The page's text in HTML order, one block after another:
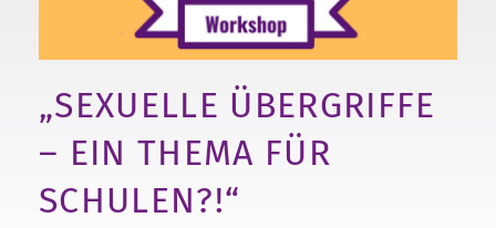
„SEXUELLE ÜBERGRIFFE
– EIN THEMA FÜR
SCHULEN?!“